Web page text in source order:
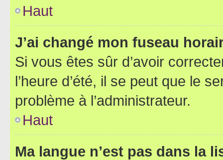
Haut
J’ai changé mon fuseau
Si vous êtes sûr d’avoir
l’heure d’été, il se peut que le
problème à l’administrateur.
Haut
Ma langue n’est pas dans la